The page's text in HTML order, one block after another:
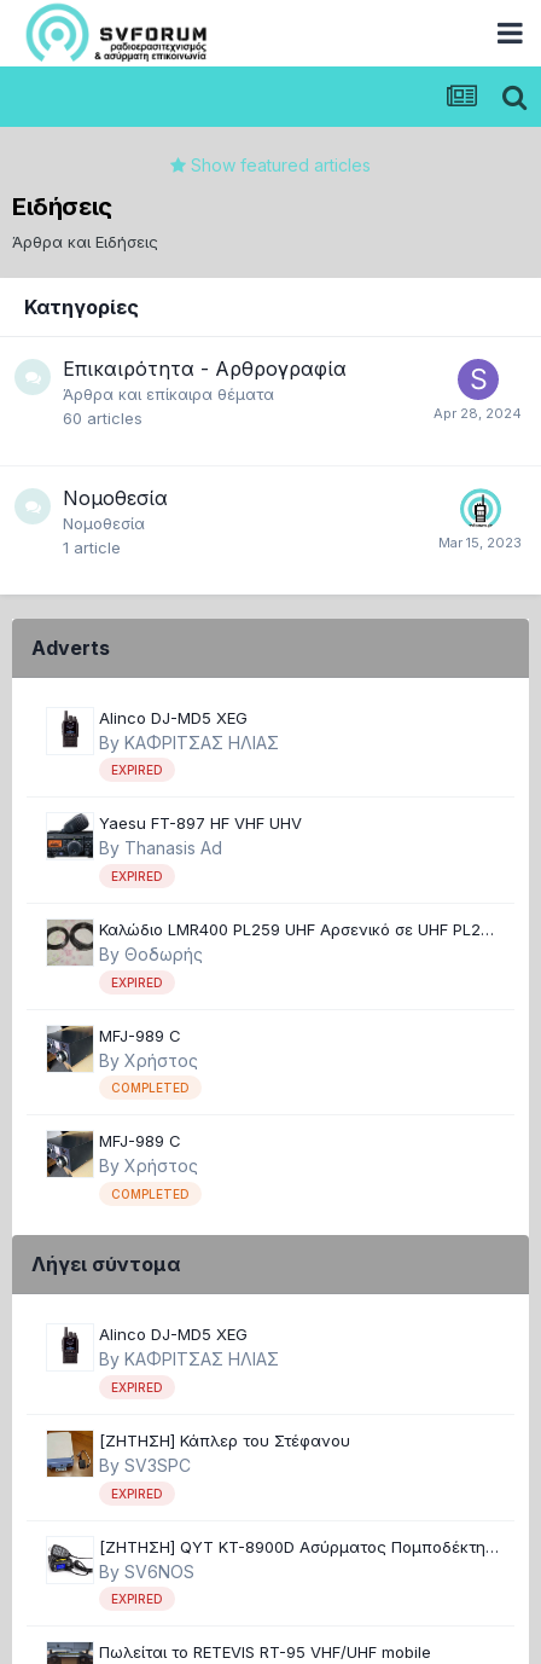
Show featured articles
Ειδήσεις
Άρθρα και Ειδήσεις
Κατηγορίες
Επικαιρότητα - Αρθρογραφία
Άρθρα και επίκαιρα θέματα
60 articles
Νομοθεσία
Νομοθεσία
1 article
Adverts
Alinco DJ-MD5 XEG
By ΚΑΦΡΙΤΣΑΣ ΗΛΙΑΣ
EXPIRED
Yaesu FT-897 HF VHF UHV
By Thanasis Ad
EXPIRED
Καλώδιο LMR400 PL259 UHF Αρσενικό σε UHF PL259
Θηλυκό καινούργια αχρησιμοποίητα
By Θοδωρής
EXPIRED
MFJ-989 C
By Χρήστος
COMPLETED
MFJ-989 C
By Χρήστος
COMPLETED
Λήγει σύντομα
Alinco DJ-MD5 XEG
By ΚΑΦΡΙΤΣΑΣ ΗΛΙΑΣ
EXPIRED
[ΖΗΤΗΣΗ] Κάπλερ του Στέφανου
By SV3SPC
EXPIRED
[ΖΗΤΗΣΗ] QYT KT-8900D Ασύρματος Πομποδέκτης
UHF/VHF 25W
By SV6NOS
EXPIRED
Πωλείται το RETEVIS RT-95 VHF/UHF mobile